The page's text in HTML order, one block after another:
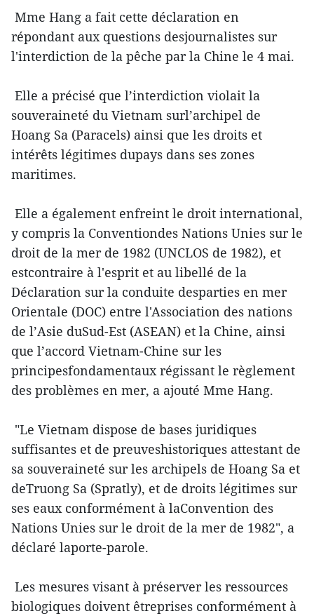
Mme Hang a fait cette déclaration en
répondant aux questions desjournalistes sur
l'interdiction de la pêche par la Chine le 4 mai.
Elle a précisé que l’interdiction violait la
souveraineté du Vietnam surl’archipel de
Hoang Sa (Paracels) ainsi que les droits et
intérêts légitimes dupays dans ses zones
maritimes.
Elle a également enfreint le droit international,
y compris la Conventiondes Nations Unies sur le
droit de la mer de 1982 (UNCLOS de 1982), et
estcontraire à l'esprit et au libellé de la
Déclaration sur la conduite desparties en mer
Orientale (DOC) entre l'Association des nations
de l’Asie duSud-Est (ASEAN) et la Chine, ainsi
que l’accord Vietnam-Chine sur les
principesfondamentaux régissant le règlement
des problèmes en mer, a ajouté Mme Hang.
"Le Vietnam dispose de bases juridiques
suffisantes et de preuveshistoriques attestant de
sa souveraineté sur les archipels de Hoang Sa et
deTruong Sa (Spratly), et de droits légitimes sur
ses eaux conformément à laConvention des
Nations Unies sur le droit de la mer de 1982", a
déclaré laporte-parole.
Les mesures visant à préserver les ressources
biologiques doivent êtreprises conformément à